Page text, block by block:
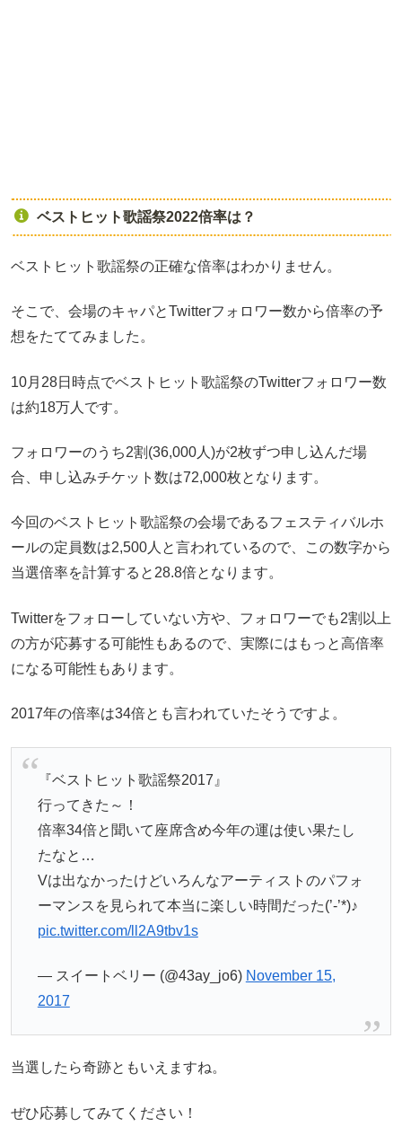
ベストヒット歌謡祭2022倍率は？
ベストヒット歌謡祭の正確な倍率はわかりません。
そこで、会場のキャパとTwitterフォロワー数から倍率の予
想をたててみました。
10月28日時点でベストヒット歌謡祭のTwitterフォロワー数
は約18万人です。
フォロワーのうち2割(36,000人)が2枚ずつ申し込んだ場
合、申し込みチケット数は72,000枚となります。
今回のベストヒット歌謡祭の会場であるフェスティバルホ
ールの定員数は2,500人と言われているので、この数字から
当選倍率を計算すると28.8倍となります。
Twitterをフォローしていない方や、フォロワーでも2割以上
の方が応募する可能性もあるので、実際にはもっと高倍率
になる可能性もあります。
2017年の倍率は34倍とも言われていたそうですよ。
『ベストヒット歌謡祭2017』
行ってきた～！
倍率34倍と聞いて座席含め今年の運は使い果たし
たなと…
Vは出なかったけどいろんなアーティストのパフォ
ーマンスを見られて本当に楽しい時間だった(’-’*)♪
pic.twitter.com/ll2A9tbv1s
— スイートベリー (@43ay_jo6) November 15,
2017
当選したら奇跡ともいえますね。
ぜひ応募してみてください！